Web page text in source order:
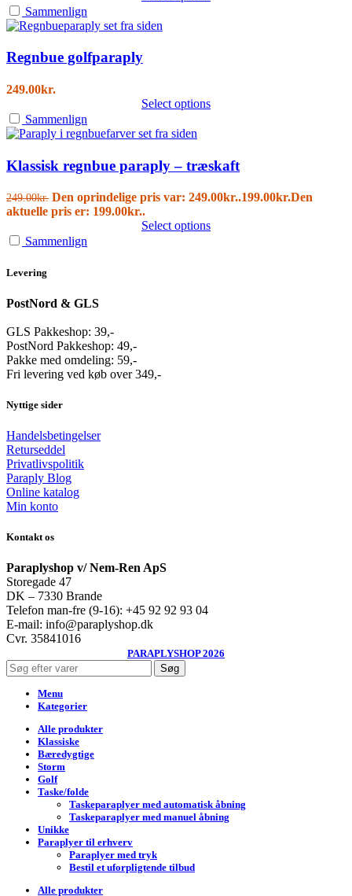
Sammenlign
Regnbue golfparaply
249.00kr.
Select options
Sammenlign
Klassisk regnbue paraply – træskaft
249.00kr. Den oprindelige pris var: 249.00kr..199.00kr.Den
aktuelle pris er: 199.00kr..
Select options
Sammenlign
Levering
PostNord & GLS
GLS Pakkeshop: 39,-
PostNord Pakkeshop: 49,-
Pakke med omdeling: 59,-
Fri levering ved køb over 349,-
Nyttige sider
Handelsbetingelser
Returseddel
Privatlivspolitik
Paraply Blog
Online katalog
Min konto
Kontakt os
Paraplyshop v/ Nem-Ren ApS
Storegade 47
DK – 7330 Brande
Telefon man-fre (9-16): +45 92 92 93 04
E-mail: info@paraplyshop.dk
Cvr. 35841016
PARAPLYSHOP 2026
Søg
Menu
Kategorier
Alle produkter
Klassiske
Bæredygtige
Storm
Golf
Taske/folde
Taskeparaplyer med automatisk åbning
Taskeparaplyer med manuel åbning
Unikke
Paraplyer til erhverv
Paraplyer med tryk
Bestil et uforpligtende tilbud
Alle produkter